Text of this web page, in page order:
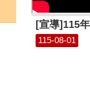
[宣導]115
115-08-01